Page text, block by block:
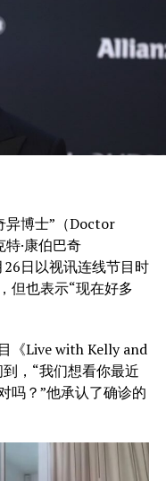
异博士”（Doctor
·康伯巴奇
26日以视讯连线节目时
但也表示“现在好多
《Live with Kelly and
，“我们想看你最近
吗？”他承认了确诊的